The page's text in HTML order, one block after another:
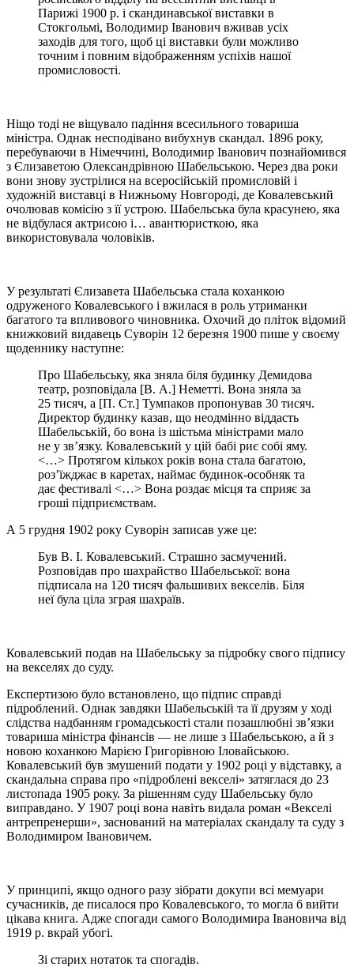
Парижі 1900 р. і скандинавської виставки в
Стокгольмі, Володимир Іванович вживав усіх
заходів для того, щоб ці виставки були можливо
точним і повним відображенням успіхів нашої
промисловості.
Ніщо тоді не віщувало падіння всесильного товариша
міністра. Однак несподівано вибухнув скандал. 1896 року,
перебуваючи в Німеччині, Володимир Іванович познайомився
з Єлизаветою Олександрівною Шабельською. Через два роки
вони знову зустрілися на всеросійській промисловій і
художній виставці в Нижньому Новгороді, де Ковалевський
очолював комісію з її устрою. Шабельська була красунею, яка
не відбулася актрисою і… авантюристкою, яка
використовувала чоловіків.
У результаті Єлизавета Шабельська стала коханкою
одруженого Ковалевського і вжилася в роль утриманки
багатого та впливового чиновника. Охочий до пліток відомий
книжковий видавець Суворін 12 березня 1900 пише у своєму
щоденнику наступне:
Про Шабельську, яка зняла біля будинку Демидова
театр, розповідала [В. А.] Неметті. Вона зняла за
25 тисяч, а [П. Ст.] Тумпаков пропонував 30 тисяч.
Директор будинку казав, що неодмінно віддасть
Шабельській, бо вона із шістьма міністрами мало
не у зв’язку. Ковалевський у цій бабі риє собі яму.
<…> Протягом кількох років вона стала багатою,
роз’їжджає в каретах, наймає будинок-особняк та
дає фестивалі <…> Вона роздає місця та сприяє за
гроші підприємствам.
А 5 грудня 1902 року Суворін записав уже це:
Був В. І. Ковалевський. Страшно засмучений.
Розповідав про шахрайство Шабельської: вона
підписала на 120 тисяч фальшивих векселів. Біля
неї була ціла зграя шахраїв.
Ковалевський подав на Шабельську за підробку свого підпису
на векселях до суду.
Експертизою було встановлено, що підпис справді
підроблений. Однак завдяки Шабельській та її друзям у ході
слідства надбанням громадськості стали позашлюбні зв’язки
товариша міністра фінансів — не лише з Шабельською, а й з
новою коханкою Марією Григорівною Іловайською.
Ковалевський був змушений подати у 1902 році у відставку, а
скандальна справа про «підроблені векселі» затяглася до 23
листопада 1905 року. За рішенням суду Шабельську було
виправдано. У 1907 році вона навіть видала роман «Векселі
антрепренерши», заснований на матеріалах скандалу та суду з
Володимиром Івановичем.
У принципі, якщо одного разу зібрати докупи всі мемуари
сучасників, де писалося про Ковалевського, то могла б вийти
цікава книга. Адже спогади самого Володимира Івановича від
1919 р. вкрай убогі.
Зі старих нотаток та спогадів.